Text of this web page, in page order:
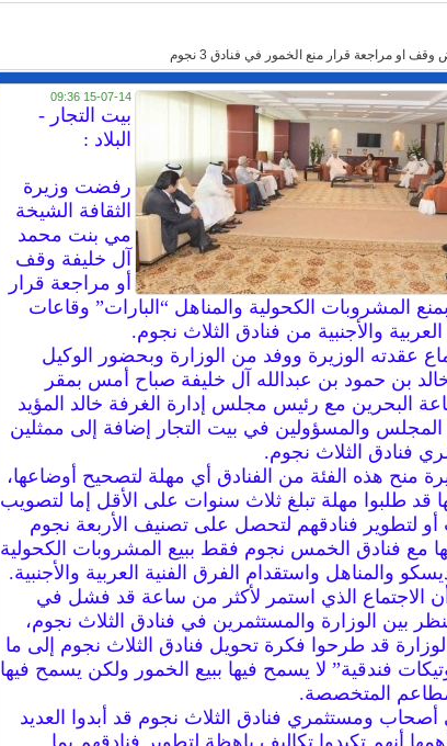
او مراجعة قرار منع الخمور في فنادق 3 نجوم
15-07-14 09:36
بيت التجار -
البلاد :
رفضت وزيرة
الثقافة الشيخة
مي بنت محمد
آل خليفة وقف
أو مراجعة قرار
المشروبات الكحولية والمناهل “البارات” وقاعات
والأجنبية من فنادق الثلاث نجوم.
عقدته الوزيرة ووفد من الوزارة وبحضور الوكيل
بن حمود بن عبدالله آل خليفة صباح أمس بمقر
البحرين مع رئيس مجلس إدارة الغرفة خالد المؤيد
والمسؤولين في بيت التجار إضافة إلى ممثلين
فنادق الثلاث نجوم.
منح هذه الفئة من الفنادق أي مهلة لتصحيح أوضاعها،
قد طلبوا مهلة تبلغ ثلاث سنوات على الأقل إما لتصويب
لتطوير فنادقهم لتحصل على تصنيف الأربعة نجوم
مع فنادق الخمس نجوم فقط ببيع المشروبات الكحولية
والمناهل واستقدام الفرق الفنية العربية والأجنبية.
أن الاجتماع الذي استمر لأكثر من ساعة قد فشل في
بين الوزارة والمستثمرين في فنادق الثلاث نجوم،
قد طرحوا فكرة تحويل فنادق الثلاث نجوم إلى ما
فندقية” لا يسمح فيها ببيع الخمور ولكن يسمح فيها
المتخصصة.
ومستثمري فنادق الثلاث نجوم قد أبدوا العديد
أنهم تكبدوا تكاليف باهظة لتطوير فنادقهم بما